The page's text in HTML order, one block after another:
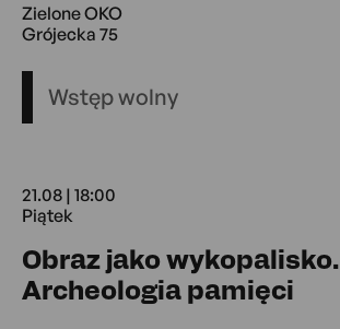
Zielone OKO
Grójecka 75
Wstęp wolny
21.08 | 18:00
Piątek
Obraz jako wykopalisko.
Archeologia pamięci